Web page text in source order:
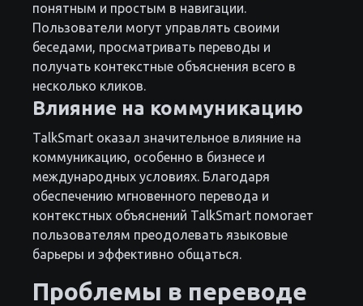
понятным и простым в навигации.
Пользователи могут управлять своими
беседами, просматривать переводы и
получать контекстные объяснения всего в
несколько кликов.
Влияние на коммуникацию
TalkSmart оказал значительное влияние на
коммуникацию, особенно в бизнесе и
международных условиях. Благодаря
обеспечению мгновенного перевода и
контекстных объяснений TalkSmart помогает
пользователям преодолевать языковые
барьеры и эффективно общаться.
Проблемы в переводе